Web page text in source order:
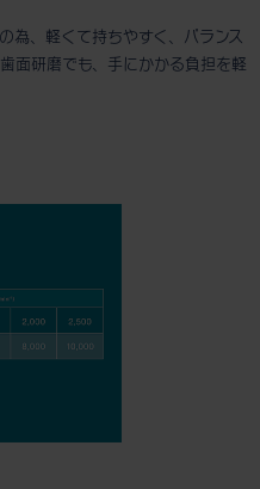
為、軽くて持ちやすく、バランス
面研磨でも、手にかかる負担を軽